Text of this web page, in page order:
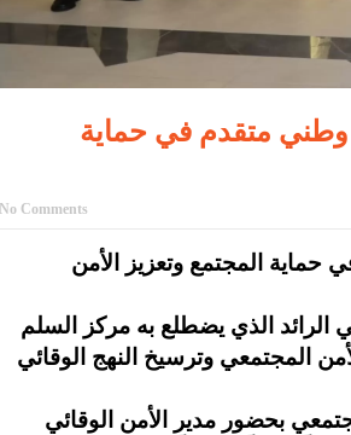
وطني متقدم في حماية
No Comments
حماية المجتمع وتعزيز الأمن
الرائد الذي يضطلع به مركز السلم
المجتمعي وترسيخ النهج الوقائي
بحضور مدير الأمن الوقائي